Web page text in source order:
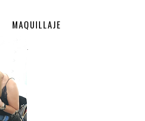
MAQUILLAJE
.